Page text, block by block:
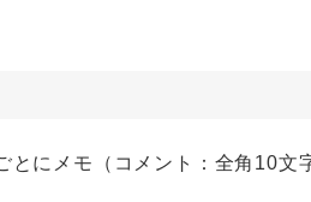
にメモ（コメント：全角10文